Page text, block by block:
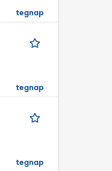
tegnap
tegnap
tegnap